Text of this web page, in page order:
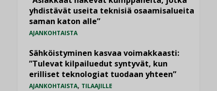
yhdistävät useita teknisiä osaamisalueita
saman katon alle”
AJANKOHTAISTA
Sähköistyminen kasvaa voimakkaasti:
”Tulevat kilpailuedut syntyvät, kun
erilliset teknologiat tuodaan yhteen”
AJANKOHTAISTA, TILAAJILLE